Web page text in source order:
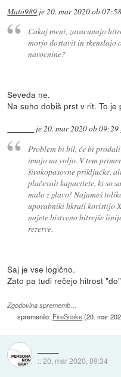
Mato989 je20. mar 2020 ob 07:58
Cakaj meni, zaracunajo
morjo dostavit in skenslajo
narocnine?
Seveda ne.
Na suho dobiš prst v rit. To je
je20. mar 2020 ob 09:29
Problem bi bil, če bi
imajo na voljo. V tem
širokopasovne priključke,
plačevali kapacitete, ki so
malo z glavo! Najameš
uporabniki hkrati koristijo
najete bistveno hitrejše
rezerve.
Saj je vse logično.
Zato pa tudi rečejo hitrost
Zgodovina sprememb…
spremenilo: FireSnake(20. mar
::20. mar 2020, 09:34